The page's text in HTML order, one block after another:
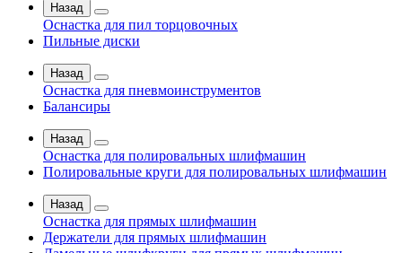
Назад
Оснастка для пил торцовочных
Пильные диски
Назад
Оснастка для пневмоинструментов
Балансиры
Назад
Оснастка для полировальных шлифмашин
Полировальные круги для полировальных шлифмашин
Назад
Оснастка для прямых шлифмашин
Держатели для прямых шлифмашин